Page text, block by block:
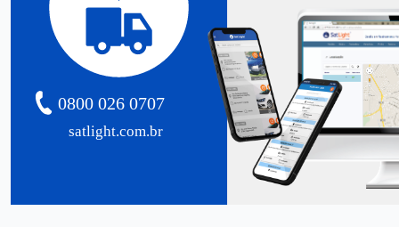
satlight.com.br
0800 026 0707